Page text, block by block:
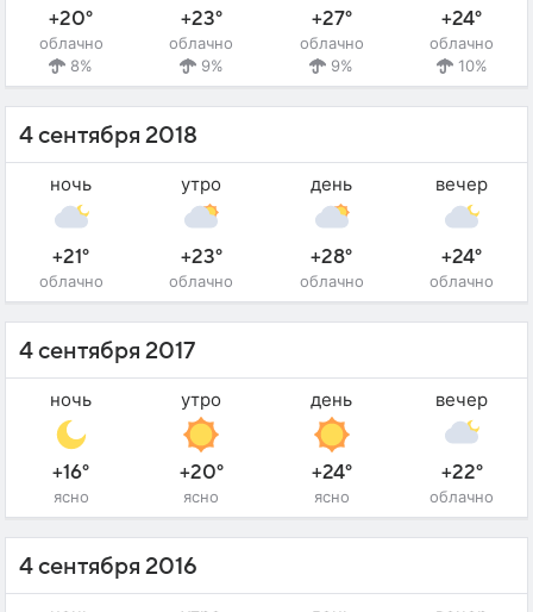
+20°
облачно
8%
+23°
облачно
9%
+27°
облачно
9%
+24°
облачно
10%
4 сентября 2018
ночь
+21°
облачно
утро
+23°
облачно
день
+28°
облачно
вечер
+24°
облачно
4 сентября 2017
ночь
+16°
ясно
утро
+20°
ясно
день
+24°
ясно
вечер
+22°
облачно
4 сентября 2016